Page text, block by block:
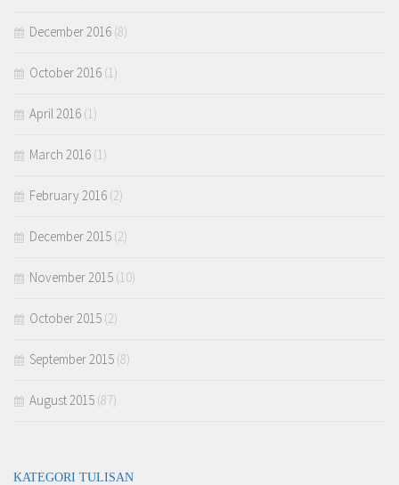
December 2016 (8)
October 2016 (1)
April 2016 (1)
March 2016 (1)
February 2016 (2)
December 2015 (2)
November 2015 (10)
October 2015 (2)
September 2015 (8)
August 2015 (87)
KATEGORI TULISAN